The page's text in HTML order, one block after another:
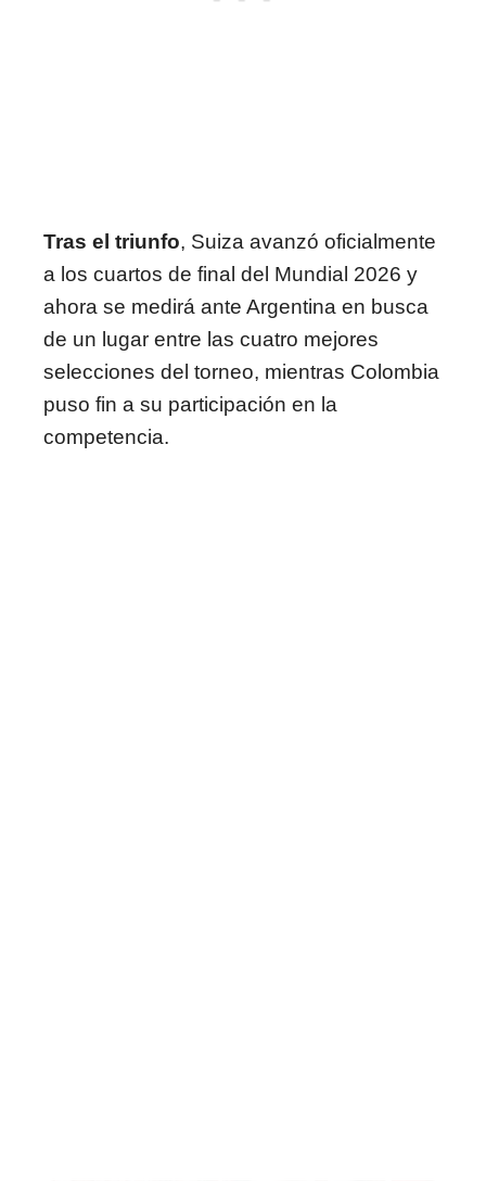
Tras el triunfo, Suiza avanzó oficialmente
a los cuartos de final del Mundial 2026 y
ahora se medirá ante Argentina en busca
de un lugar entre las cuatro mejores
selecciones del torneo, mientras Colombia
puso fin a su participación en la
competencia.